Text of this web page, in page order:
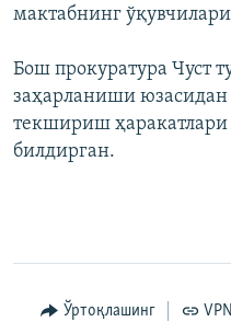
мактабнинг
Бош прокуратура Чуст
заҳарланиши юзасидан
текшириш ҳаракатлари
билдирган.
Ўртоқлашинг